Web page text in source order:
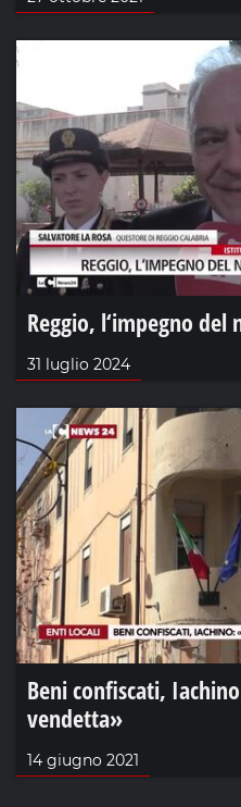
Reggio, l‘impegno del
31 luglio 2024
Beni confiscati,
vendetta»
14 giugno 2021